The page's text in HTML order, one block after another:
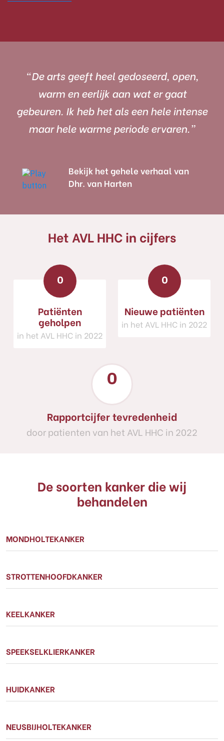
“De arts geeft heel gedoseerd, open,
warm en eerlijk aan wat er gaat
gebeuren. Ik heb het als een hele intense
maar hele warme periode ervaren.”
Bekijk het gehele verhaal van
Dhr. van Harten
Het AVL HHC in cijfers
0
Patiënten
geholpen
in het AVL HHC in 2022
0
Nieuwe patiënten
in het AVL HHC in 2022
0
Rapportcijfer tevredenheid
door patienten van het AVL HHC in 2022
De soorten kanker die wij
behandelen
MONDHOLTEKANKER
STROTTENHOOFDKANKER
KEELKANKER
SPEEKSELKLIERKANKER
HUIDKANKER
NEUSBIJHOLTEKANKER